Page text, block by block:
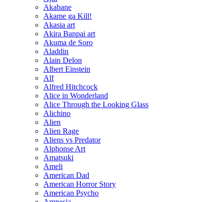
Akabane
Akame ga Kill!
Akasia art
Akira Banpai art
Akuma de Soro
Aladdin
Alain Delon
Albert Einstein
Alf
Alfred Hitchcock
Alice in Wonderland
Alice Through the Looking Glass
Alichino
Alien
Alien Rage
Aliens vs Predator
Alphonse Art
Amatsuki
Ameli
American Dad
American Horror Story
American Psycho